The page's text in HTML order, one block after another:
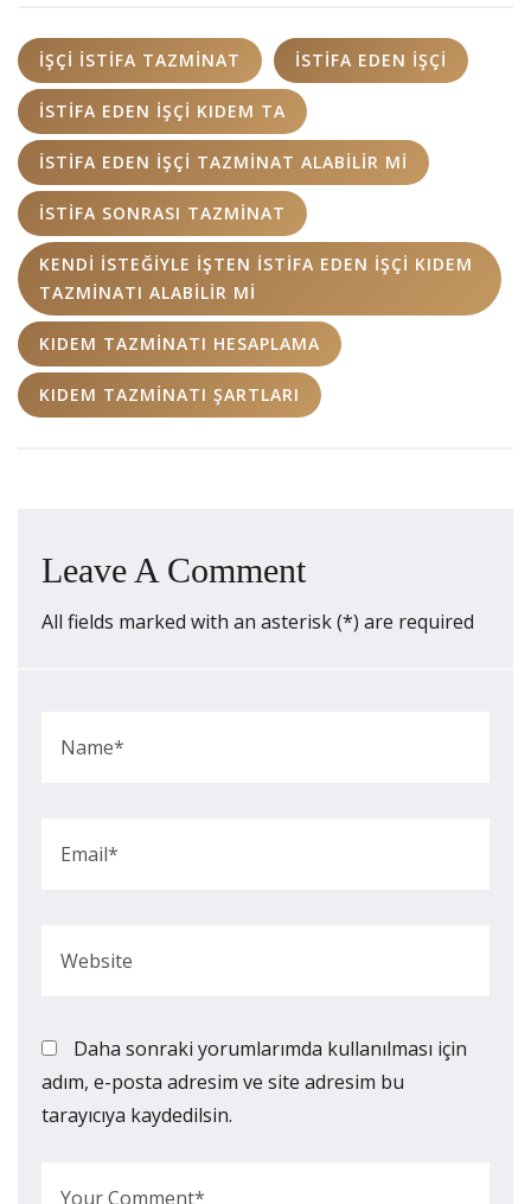
IŞÇI ISTIFA TAZMINAT ISTIFA EDEN IŞÇI
İSTIFA EDEN İŞÇI KIDEM TA
İSTIFA EDEN IŞÇI TAZMINAT ALABILIR MI
ISTIFA SONRASI TAZMINAT
KENDI ISTEĞIYLE IŞTEN ISTIFA EDEN IŞÇI KIDEM
TAZMINATI ALABILIR MI
KIDEM TAZMINATI HESAPLAMA
KIDEM TAZMINATI ŞARTLARI
Leave A Comment
All fields marked with an asterisk (*) are required
Daha sonraki yorumlarımda kullanılması için
adım, e-posta adresim ve site adresim bu
tarayıcıya kaydedilsin.